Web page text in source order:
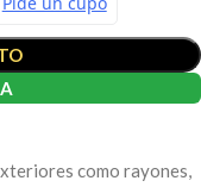
como rayones,